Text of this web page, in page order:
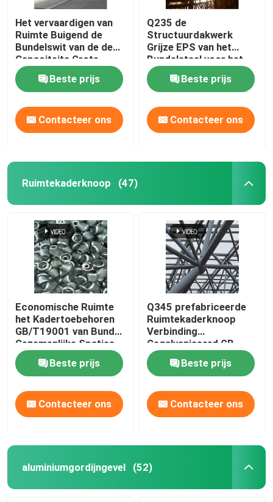
Het vervaardigen van
Ruimte Buigend de
Bundelswit van de de
Capaciteits Grote
Spanwijdte van de
KaderbundelBeste prijs
Contacteer ons
Q235 de
Structuurdakwerk
Grijze EPS van het
Bundelstaal voor het
Binnenpark van het
WaterthemaBeste prijs
Contacteer ons
Ruimtekaderknoop (47)
Economische Ruimte
het Kadertoebehoren
GB/T19001 van Bundel
Gezamenlijke Spaties
Beste prijs
Contacteer ons
Q345 prefabriceerde
Ruimtekaderknoop
Verbinding
Gegalvaniseerd GB
Beste prijs
Contacteer ons
aluminiumgordijngevel (52)